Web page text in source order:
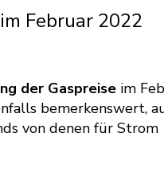
Februar 2022
der Gaspreise im
bemerkenswert,
von denen für Strom